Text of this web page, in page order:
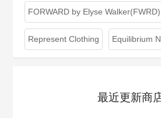
FORWARD by Elyse Walker(FWRD)
Represent Clothing Equilibrium
最近更新商